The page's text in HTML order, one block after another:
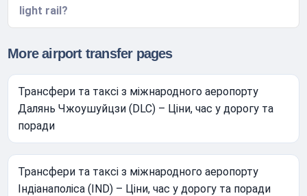
light rail?
More airport transfer pages
Трансфери та таксі з міжнародного аеропорту
Далянь Чжоушуйцзи (DLC) – Ціни, час у дорогу та
поради
Трансфери та таксі з міжнародного аеропорту
Індіанаполіса (IND) – Ціни, час у дорогу та поради